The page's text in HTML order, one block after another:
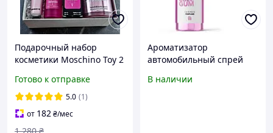
Подарочный набор
косметики Moschino Toy 2
Готово к отправке
5.0 (1)
от 182₴/мес
Ароматизатор
автомобильный спрей
Gum (жевательная
В наличии